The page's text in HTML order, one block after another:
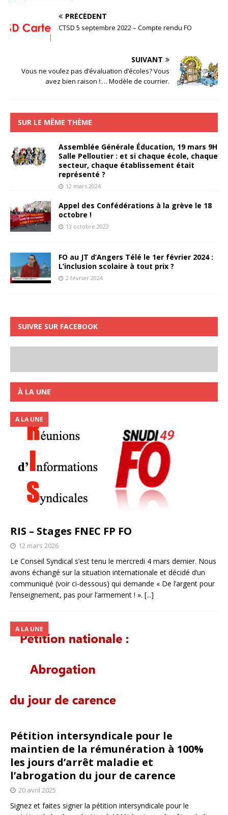
PRÉCÉDENT
CTSD 5 septembre 2022 – Compte rendu FO
SUIVANT
Vous ne voulez pas d’évaluation d’écoles? Vous
avez bien raison !:… Modèle de courrier.
SUR LE MÊME THÈME
Assemblée Générale Éducation, 19 mars 9H
Salle Pelloutier : et si chaque école, chaque
secteur, chaque établissement était
représenté ?
12 mars 2024
Appel des Confédérations à la grève le 18
octobre !
13 octobre 2022
FO au JT d’Angers Télé le 1er février 2024 :
L’inclusion scolaire à tout prix ?
2 février 2024
SUIVRE SUR FACEBOOK
À LA UNE
RIS – Stages FNEC FP FO
A LA UNE
12 mars 2026
Le Conseil Syndical s’est tenu le mercredi 4 mars dernier. Nous
avons échangé sur la situation internationale et décidé d’un
communiqué (voir ci-dessous) qui demande « De l’argent pour
l’enseignement, pas pour l’armement ! ». [...]
Pétition intersyndicale pour le
maintien de la rémunération à 100%
les jours d’arrêt maladie et
l’abrogation du jour de carence
A LA UNE
20 avril 2025
Signez et faites signer la pétition intersyndicale pour le